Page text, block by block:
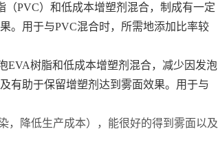
（PVC）和低成本增塑剂混合，制成有一定
。用于与PVC混合时，所需地添加比率较
EVA树脂和低成本增塑剂混合，减少因发泡
有助于保留增塑剂达到雾面效果。用于与
，降低生产成本），能很好的得到雾面以及